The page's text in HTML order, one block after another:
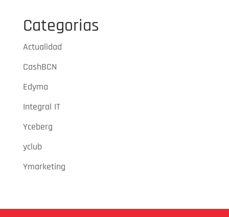
Categorias
Actualidad
CashBCN
Edyma
Integral IT
Yceberg
yclub
Ymarketing